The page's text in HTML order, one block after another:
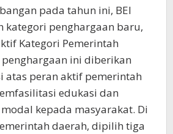
pada tahun ini, BEI
kategori penghargaan baru,
Kategori Pemerintah
penghargaan ini diberikan
atas peran aktif pemerintah
edukasi dan
kepada masyarakat. Di
daerah, dipilih tiga